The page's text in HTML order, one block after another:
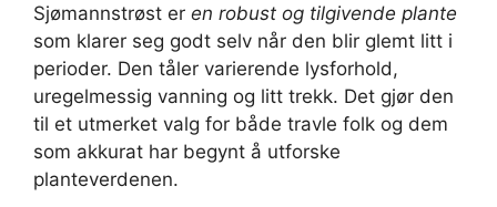
Sjømannstrøst er en robust og tilgivende plante
som klarer seg godt selv når den blir glemt litt i
perioder. Den tåler varierende lysforhold,
uregelmessig vanning og litt trekk. Det gjør den
til et utmerket valg for både travle folk og dem
som akkurat har begynt å utforske
planteverdenen.